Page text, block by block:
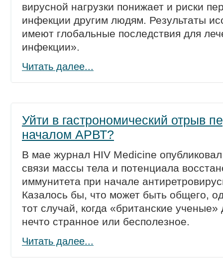
вирусной нагрузки понижает и риски
инфекции другим людям. Результаты
имеют глобальные последствия для
инфекции».
Читать далее...
Уйти в гастрономический отрыв
началом АРВТ?
В мае журнал HIV Medicine
связи массы тела и потенциала
иммунитета при начале
Казалось бы, что может быть общего,
тот случай, когда «британские
нечто странное или бесполезное.
Читать далее...